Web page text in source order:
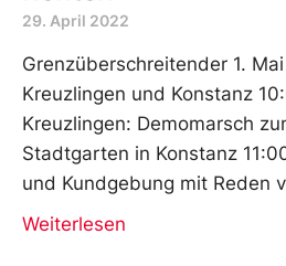
29. April 2022
Grenzüberschreitender 1.
Kreuzlingen und Konstanz
Kreuzlingen: Demomarsch
Stadtgarten in Konstanz
und Kundgebung mit Reden
Weiterlesen